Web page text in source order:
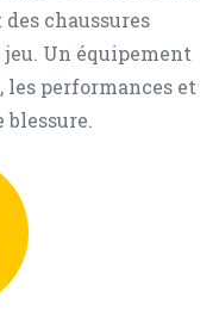
chaussures
Un équipement
performances et